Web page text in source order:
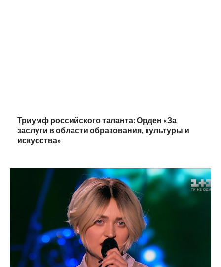
Триумф российского таланта: Орден «За
заслуги в области образования, культуры и
искусства»